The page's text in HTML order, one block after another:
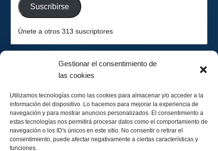
Gestionar el consentimiento de
las cookies
Utilizamos tecnologías como las cookies para almacenar y/o acceder a la
información del dispositivo. Lo hacemos para mejorar la experiencia de
navegación y para mostrar anuncios personalizados. El consentimiento a
estas tecnologías nos permitirá procesar datos como el comportamiento de
navegación o los ID's únicos en este sitio. No consentir o retirar el
consentimiento, puede afectar negativamente a ciertas características y
funciones.
Suscribirse
Únete a otros 313 suscriptores
Hemisferio Sur